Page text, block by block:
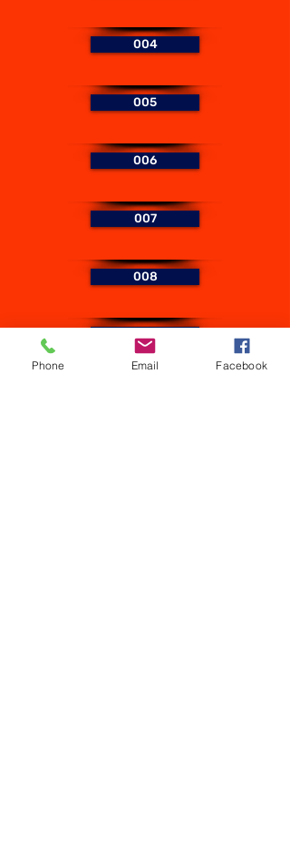
004
005
006
007
008
009
Phone Email Facebook